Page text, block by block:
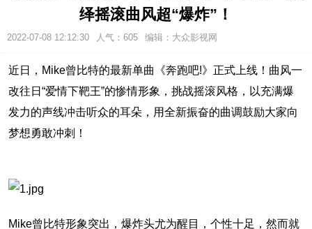
绎摇滚曲风超“爆炸”！
2022-07-08 12:12:30 人气： 605 编辑：大众影视网
近日，Mike曾比特的最新单曲《奔跑吧!》正式上线！曲风一
改往日“爱情下靶王”的惨情形象，挑战摇滚风格，以充满爆
发力的声线冲击听众的耳朵，用全新振奋的曲调鼓励大家向
梦想勇敢冲刺！
Mike曾比特形象突出，爆炸头尤为醒目，个性十足，然而就